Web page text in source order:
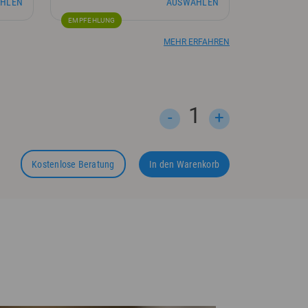
EMPFEHLUNG
MEHR ERFAHREN
- 1 +
Kostenlose Beratung In den Warenkorb